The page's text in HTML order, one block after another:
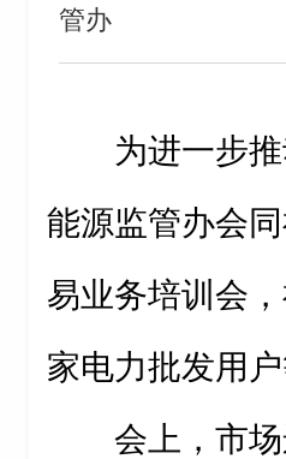
管办
为进一步
能源监管办会
易业务培训会
家电力批发用
会上，市